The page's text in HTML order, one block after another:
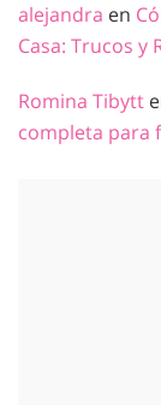
alejandra en
Casa: Trucos y
Romina Tibytt
completa para